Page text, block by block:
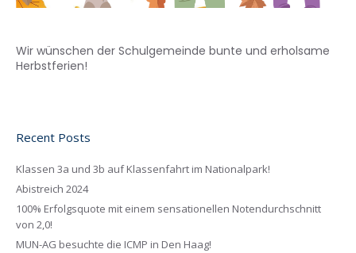
Wir wünschen der Schulgemeinde bunte und erholsame
Herbstferien!
Recent Posts
Klassen 3a und 3b auf Klassenfahrt im Nationalpark!
Abistreich 2024
100% Erfolgsquote mit einem sensationellen Notendurchschnitt
von 2,0!
MUN-AG besuchte die ICMP in Den Haag!